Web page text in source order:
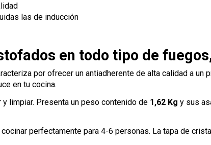
las de inducción
en todo tipo de
por ofrecer un antiadherente de alta calidad a un
en tu cocina.
limpiar. Presenta un peso contenido de 1,62 Kg y sus
perfectamente para 4-6 personas. La tapa de